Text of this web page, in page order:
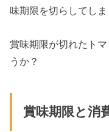
味期限を切らしてしま
賞味期限が切れたト
うか？
賞味期限と消